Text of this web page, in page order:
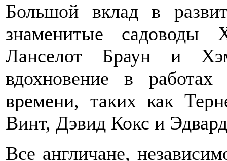
Большой вклад в
знаменитые
Ланселот Браун и
вдохновение в работах
времени, таких как
Винт, Дэвид Кокс и
Все англичане,